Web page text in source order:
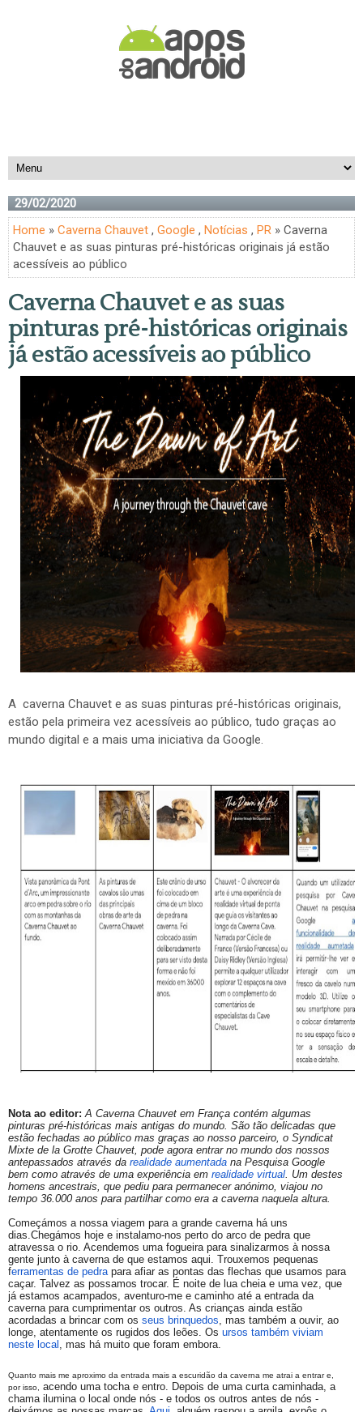
29/02/2020
Home » Caverna Chauvet , Google , Notícias , PR » Caverna
Chauvet e as suas pinturas pré-históricas originais já estão
acessíveis ao público
Caverna Chauvet e as suas
pinturas pré-históricas originais
já estão acessíveis ao público
A caverna Chauvet e as suas pinturas pré-históricas originais,
estão pela primeira vez acessíveis ao público, tudo graças ao
mundo digital e a mais uma iniciativa da Google.
Nota ao editor:A Caverna Chauvet em França contém algumas
pinturas pré-históricas mais antigas do mundo. São tão delicadas que
estão fechadas ao público mas graças ao nosso parceiro, o Syndicat
Mixte de la Grotte Chauvet, pode agora entrar no mundo dos nossos
antepassados através da realidade aumentada na Pesquisa Google
bem como através de uma experiência em realidade virtual. Um destes
homens ancestrais, que pediu para permanecer anónimo, viajou no
tempo 36.000 anos para partilhar como era a caverna naquela altura.
Começámos a nossa viagem para a grande caverna há uns
dias.Chegámos hoje e instalamo-nos perto do arco de pedra que
atravessa o rio. Acendemos uma fogueira para sinalizarmos à nossa
gente junto à caverna de que estamos aqui. Trouxemos pequenas
ferramentas de pedrapara afiar as pontas das flechas que usamos para
caçar. Talvez as possamos trocar. É noite de lua cheia e uma vez, que
já estamos acampados, aventuro-me e caminho até a entrada da
caverna para cumprimentar os outros. As crianças ainda estão
acordadas a brincar com os seus brinquedos, mas também a ouvir, ao
longe, atentamente os rugidos dos leões. Os ursos também viviam
neste local , mas há muito que foram embora.
Quanto mais me aproximo da entrada mais a escuridão da caverna me atrai a entrar e,
por isso,
acendo uma tocha e entro. Depois de uma curta caminhada, a
chama ilumina o local onde nós - e todos os outros antes de nós -